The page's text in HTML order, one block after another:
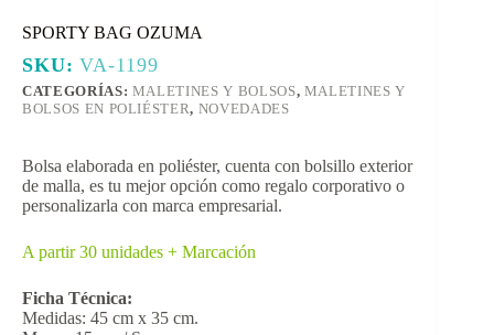
SPORTY BAG OZUMA
SKU:VA-1199
CATEGORÍAS: MALETINES Y BOLSOS, MALETINES Y
BOLSOS EN POLIÉSTER, NOVEDADES
Bolsa elaborada en poliéster, cuenta con bolsillo exterior
de malla, es tu mejor opción como regalo corporativo o
personalizarla con marca empresarial.
A partir 30 unidades + Marcación
Ficha Técnica:
Medidas: 45 cm x 35 cm.